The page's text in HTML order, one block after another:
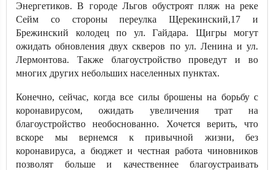
Энергетиков. В городе Льгов обустроят пляж на реке
Сейм со стороны переулка Щерекинский,17 и
Брежинский колодец по ул. Гайдара. Щигры могут
ожидать обновления двух скверов по ул. Ленина и ул.
Лермонтова. Также благоустройство проведут и во
многих других небольших населенных пунктах.
Конечно, сейчас, когда все силы брошены на борьбу с
коронавирусом, ожидать увеличения трат на
благоустройство необоснованно. Хочется верить, что
вскоре мы вернемся к привычной жизни, без
коронавируса, а бюджет и честная работа чиновников
позволят больше и качественнее благоустраивать